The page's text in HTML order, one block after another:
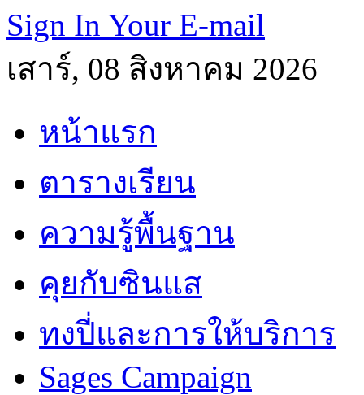
Sign In Your E-mail
เสาร์, 08 สิงหาคม 2026
หน้าแรก
ตารางเรียน
ความรู้พื้นฐาน
คุยกับซินแส
ทงปี่และการให้บริการ
Sages Campaign